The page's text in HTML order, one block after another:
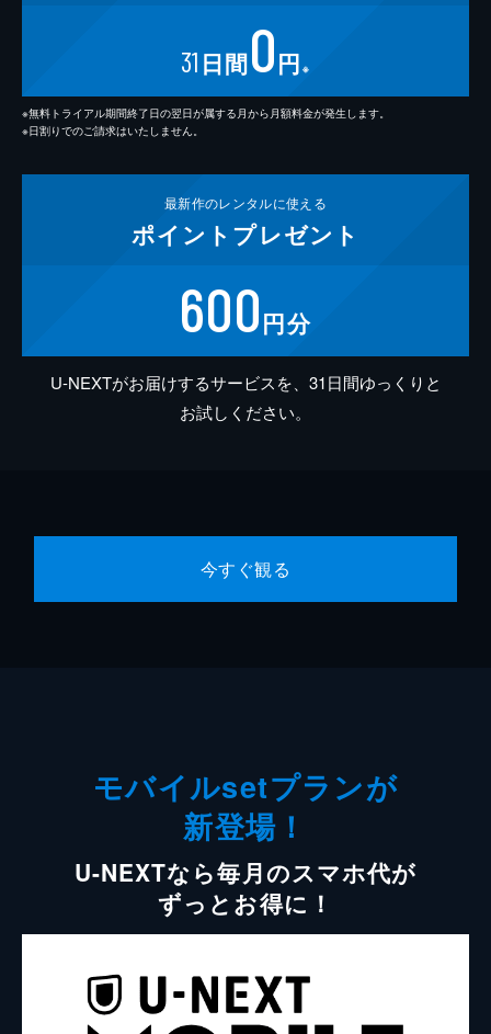
31 日間0円 ※
※無料トライアル期間終了日の翌日が属する月から月額料金が発生します。
※日割りでのご請求はいたしません。
最新作のレンタルに使える
ポイント プレゼント
600円分
U-NEXTがお届けするサービスを、31日間ゆっくりと
お試しください。
今すぐ観る
モバイルsetプランが
新登場！
U-NEXTなら毎月のスマホ代が
ずっとお得に！